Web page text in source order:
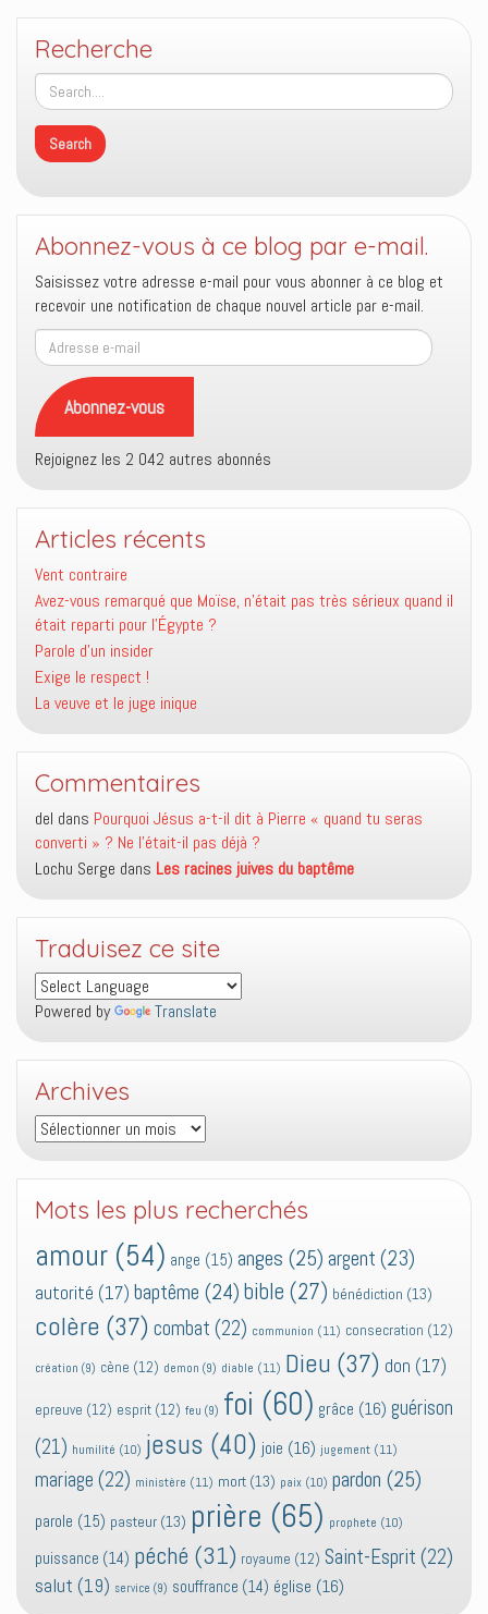
Recherche
Abonnez-vous à ce blog par e-mail.
Saisissez votre adresse e-mail pour vous abonner à ce blog et
recevoir une notification de chaque nouvel article par e-mail.
Adresse
e-
mail
Abonnez-vous
Rejoignez les 2 042 autres abonnés
Articles récents
Vent contraire
Avez-vous remarqué que Moïse, n’était pas très sérieux quand il
était reparti pour l’Égypte ?
Parole d’un insider
Exige le respect !
La veuve et le juge inique
Commentaires
del dans Pourquoi Jésus a-t-il dit à Pierre « quand tu seras
converti » ? Ne l’était-il pas déjà ?
Lochu Serge dans Les racines juives du baptême
Traduisez ce site
Powered by Translate
Archives
Archives
Mots les plus recherchés
amour (54) ange (15) anges (25) argent (23)
autorité (17) baptême (24) bible (27) bénédiction (13)
colère (37) combat (22) communion (11) consecration (12)
création (9) cène (12) demon (9) diable (11) Dieu (37) don (17)
epreuve (12) esprit (12) feu (9) foi (60) grâce (16) guérison
(21) humilité (10) jesus (40) joie (16) jugement (11)
mariage (22) ministère (11) mort (13) paix (10) pardon (25)
parole (15) pasteur (13) prière (65) prophete (10)
puissance (14) péché (31) royaume (12) Saint-Esprit (22)
salut (19) service (9) souffrance (14) église (16)